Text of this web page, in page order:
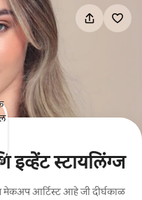
स्टायलिंग्ज
मेकअप आर्टिस्ट आहे जी दीर्घकाळ